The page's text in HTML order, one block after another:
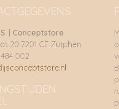
S | Conceptstore
20 7201 CE Zutphen
002